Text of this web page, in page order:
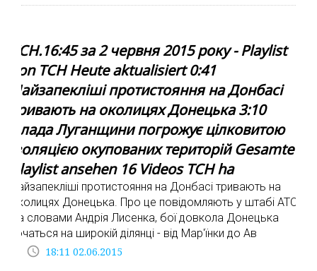
ТСН.16:45 за 2 червня 2015 року - Playlist
von ТСН Heute aktualisiert 0:41
Найзапекліші протистояння на Донбасі
тривають на околицях Донецька 3:10
Влада Луганщини погрожує цілковитою
ізоляцією окупованих територій Gesamte
Playlist ansehen 16 Videos ТСН ha
Найзапекліші протистояння на Донбасі тривають на
околицях Донецька. Про це повідомляють у штабі АТО.
За словами Андрія Лисенка, бої довкола Донецька
точаться на широкій ділянці - від Мар'їнки до Ав
access_time 18:11 02.06.2015